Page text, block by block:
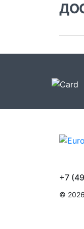
При
с
+7
©